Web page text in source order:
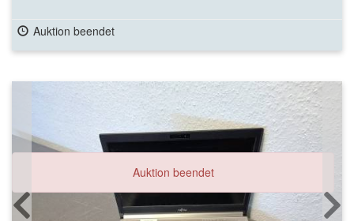
Auktion beendet
Auktion beendet